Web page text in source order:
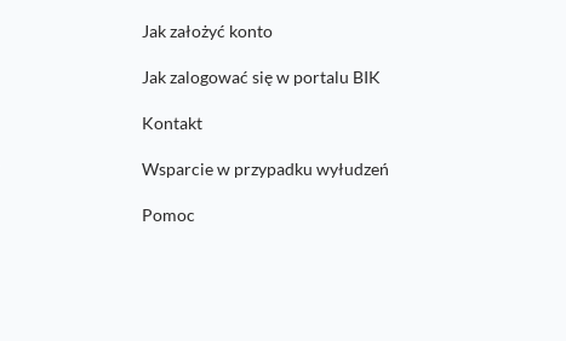
Jak założyć konto
Jak zalogować się w portalu BIK
Kontakt
Wsparcie w przypadku wyłudzeń
Pomoc